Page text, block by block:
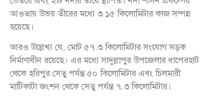
আওতায় উভয় তীরের মধ্যে ৩.১৫ কিলোমিটার কাজ সম্পন্ন
হয়েছে।
আরও উল্লেখ্য যে, মোট ৫৭.৩ কিলোমিটার সংযোগ সড়ক
নির্মাণাধীন রয়েছে। এর মধ্যে সাদুল্লাপুর উপজেলার ধাপেরহাট
থেকে হরিপুর সেতু পর্যন্ত ৫০ কিলোমিটার এবং চিলমারী
মাটিকাটা জংশন থেকে সেতু পর্যন্ত ৭.৩ কিলোমিটার।